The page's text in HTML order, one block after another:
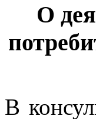
О
В